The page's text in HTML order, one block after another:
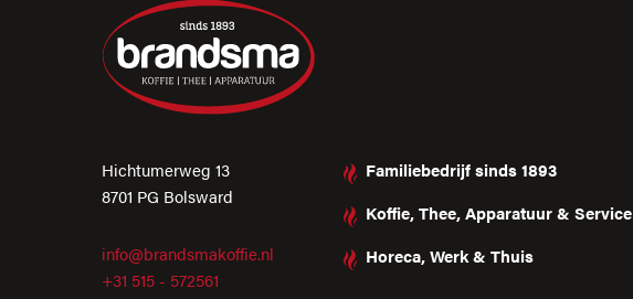
Hichtumerweg 13
8701 PG Bolsward
info@brandsmakoffie.nl
+31 515 - 572561
Familiebedrijf sinds 1893
Koffie, Thee, Apparatuur & Service
Horeca, Werk & Thuis